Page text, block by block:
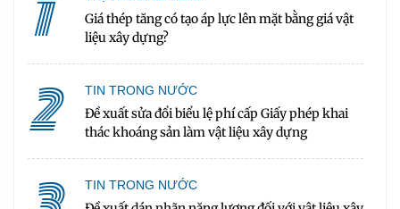
1
Giá thép tăng có tạo áp lực lên mặt bằng giá vật
liệu xây dựng?
2 TIN TRONG NƯỚC
Đề xuất sửa đổi biểu lệ phí cấp Giấy phép khai
thác khoáng sản làm vật liệu xây dựng
TIN TRONG NƯỚC